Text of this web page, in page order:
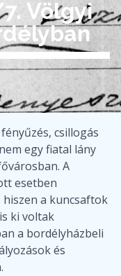
Völgyi
csillogás
egy fiatal lány
A
esetben
a kuncsaftok
ki voltak
a bordélyházbeli
és